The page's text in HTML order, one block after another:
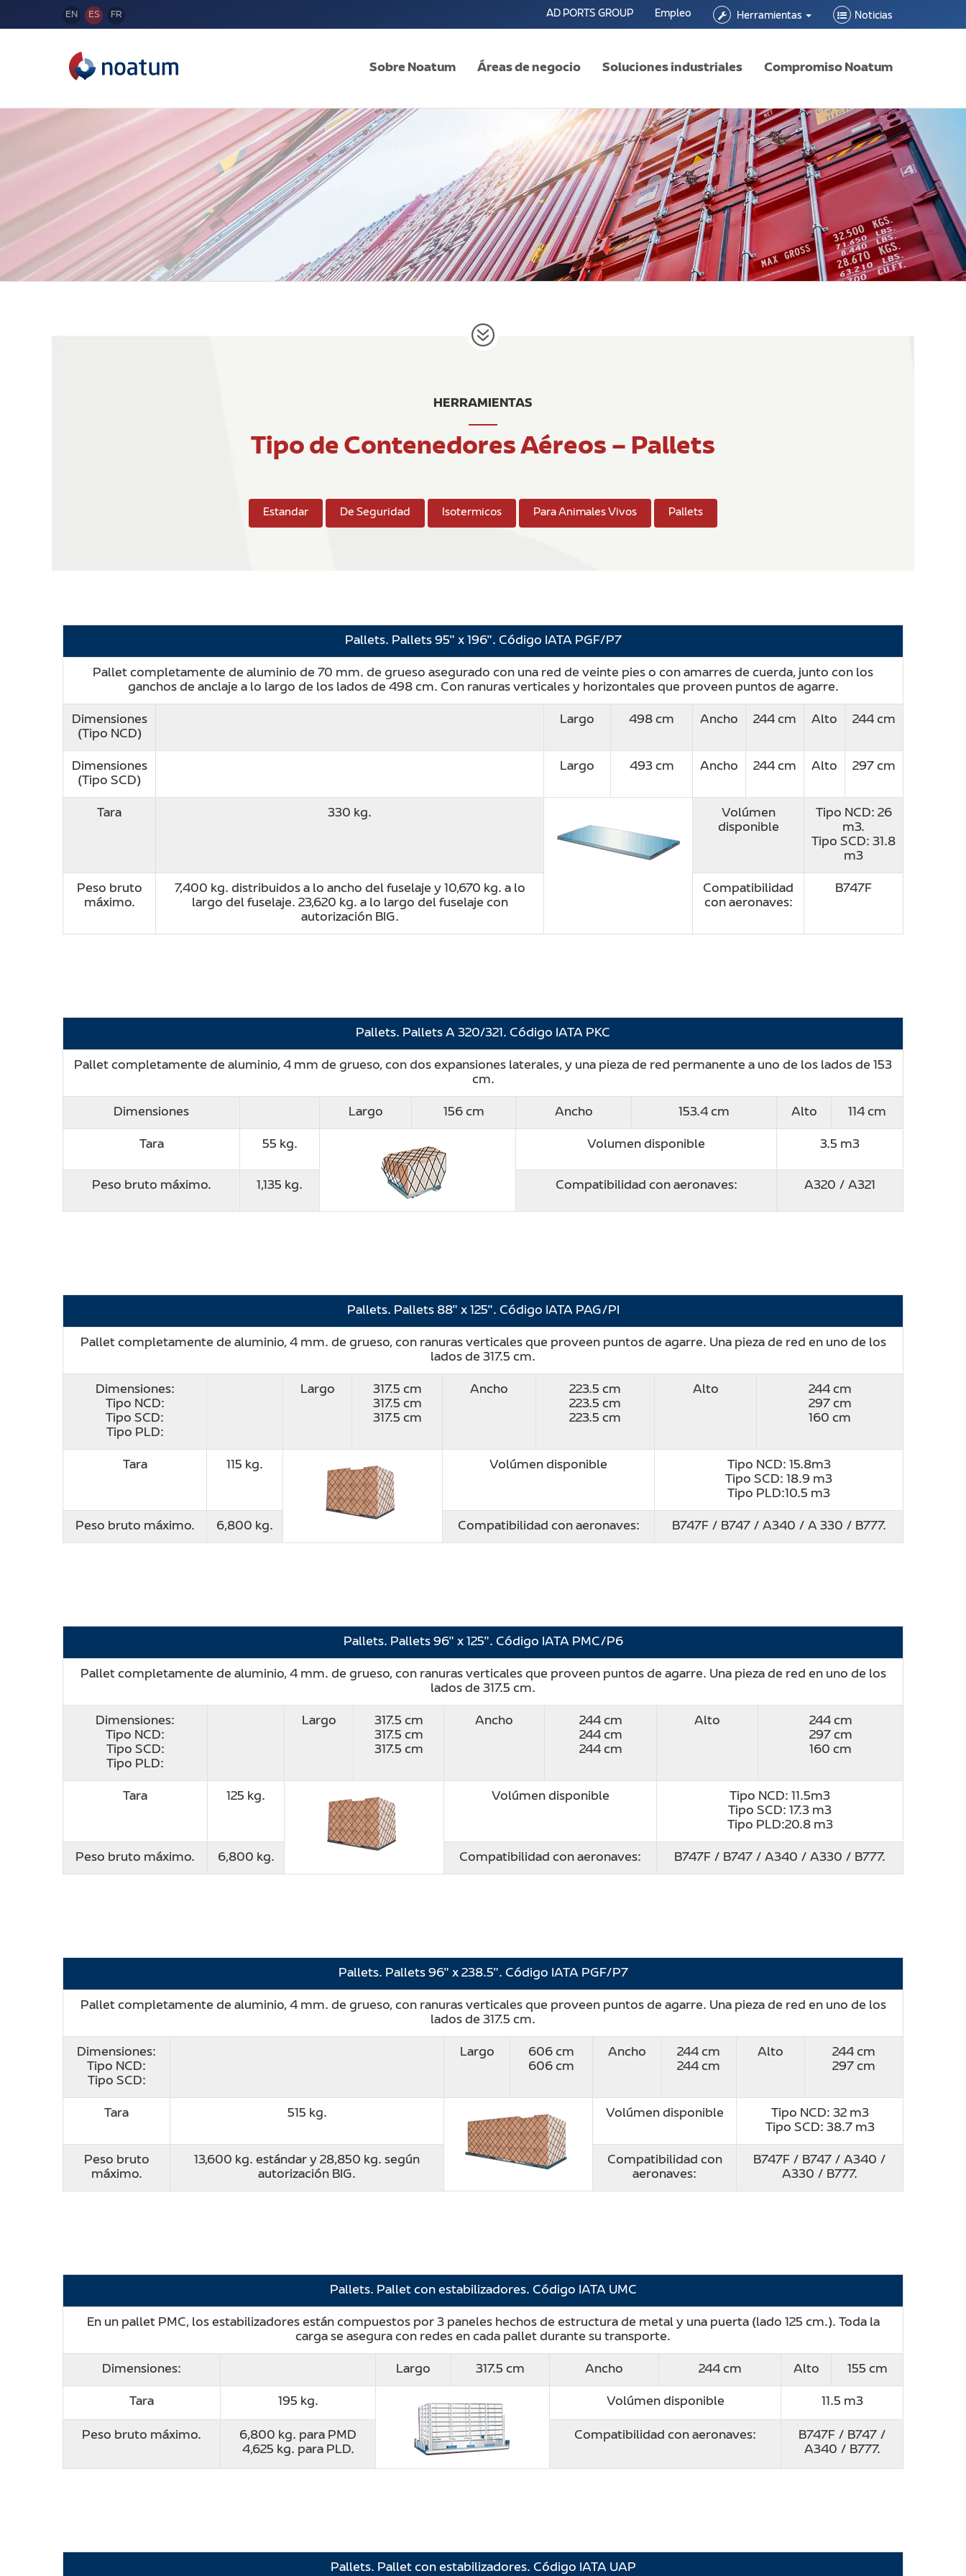
EN ES FR AD PORTS GROUP Empleo Herramientas Noticias
Sobre Noatum Áreas de negocio Soluciones industriales Compromiso Noatum
HERRAMIENTAS
Tipo de Contenedores Aéreos – Pallets
Estandar De Seguridad Isotermicos Para Animales Vivos Pallets
Pallets. Pallets 95″ x 196″. Código IATA PGF/P7
Pallet completamente de aluminio de 70 mm. de grueso asegurado con una red de veinte pies o con amarres de cuerda, junto con los
ganchos de anclaje a lo largo de los lados de 498 cm. Con ranuras verticales y horizontales que proveen puntos de agarre.
Dimensiones
(Tipo NCD)
Largo 498 cm Ancho 244 cm Alto 244 cm
Dimensiones
(Tipo SCD)
Largo 493 cm Ancho 244 cm Alto 297 cm
Tara 330 kg.
Volúmen
disponible
Tipo NCD: 26
m3.
Tipo SCD: 31.8
m3
Peso bruto
máximo.
7,400 kg. distribuidos a lo ancho del fuselaje y 10,670 kg. a lo
largo del fuselaje. 23,620 kg. a lo largo del fuselaje con
autorización BIG.
Compatibilidad
con aeronaves:
B747F
Pallets. Pallets A 320/321. Código IATA PKC
Pallet completamente de aluminio, 4 mm de grueso, con dos expansiones laterales, y una pieza de red permanente a uno de los lados de 153
cm.
Dimensiones
Largo 156 cm Ancho 153.4 cm Alto
114 cm
Tara
55 kg. Volumen disponible 3.5 m3
Peso bruto máximo. 1,135 kg. Compatibilidad con aeronaves: A320 / A321
Pallets. Pallets 88″ x 125″. Código IATA PAG/PI
Pallet completamente de aluminio, 4 mm. de grueso, con ranuras verticales que proveen puntos de agarre. Una pieza de red en uno de los
lados de 317.5 cm.
Dimensiones:
Tipo NCD:
Tipo SCD:
Tipo PLD:
Largo
317.5 cm
317.5 cm
317.5 cm
Ancho
223.5 cm
223.5 cm
223.5 cm
Alto
244 cm
297 cm
160 cm
Tara 115 kg. Volúmen disponible
Tipo NCD: 15.8m3
Tipo SCD: 18.9 m3
Tipo PLD:10.5 m3
Peso bruto máximo.
6,800 kg. Compatibilidad con aeronaves: B747F / B747 / A340 / A 330 / B777.
Pallets. Pallets 96″ x 125″. Código IATA PMC/P6
Pallet completamente de aluminio, 4 mm. de grueso, con ranuras verticales que proveen puntos de agarre. Una pieza de red en uno de los
lados de 317.5 cm.
Dimensiones:
Tipo NCD:
Tipo SCD:
Tipo PLD:
Largo
317.5 cm
317.5 cm
317.5 cm
Ancho
244 cm
244 cm
244 cm
Alto
244 cm
297 cm
160 cm
Tara 125 kg. Volúmen disponible
Tipo NCD: 11.5m3
Tipo SCD: 17.3 m3
Tipo PLD:20.8 m3
Peso bruto máximo.
6,800 kg. Compatibilidad con aeronaves: B747F / B747 / A340 / A330 / B777.
Pallets. Pallets 96″ x 238.5″. Código IATA PGF/P7
Pallet completamente de aluminio, 4 mm. de grueso, con ranuras verticales que proveen puntos de agarre. Una pieza de red en uno de los
lados de 317.5 cm.
Dimensiones:
Tipo NCD:
Tipo SCD:
Largo
606 cm
606 cm
Ancho
244 cm
244 cm
Alto
244 cm
297 cm
Tara 515 kg. Volúmen disponible
Tipo NCD: 32 m3
Tipo SCD: 38.7 m3
Peso bruto
máximo.
13,600 kg. estándar y 28,850 kg. según
autorización BIG.
Compatibilidad con
aeronaves:
B747F / B747 / A340 /
A330 / B777.
Pallets. Pallet con estabilizadores. Código IATA UMC
En un pallet PMC, los estabilizadores están compuestos por 3 paneles hechos de estructura de metal y una puerta (lado 125 cm.). Toda la
carga se asegura con redes en cada pallet durante su transporte.
Dimensiones:
Largo 317.5 cm Ancho 244 cm Alto
155 cm
Tara
195 kg. Volúmen disponible
11.5 m3
Peso bruto máximo.
6,800 kg. para PMD
4,625 kg. para PLD.
Compatibilidad con aeronaves:
B747F / B747 /
A340 / B777.
Pallets. Pallet con estabilizadores. Código IATA UAP